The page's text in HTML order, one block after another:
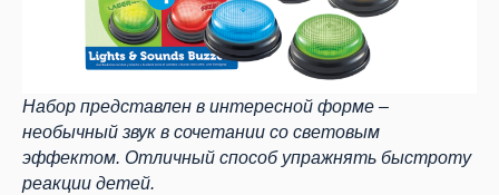
Набор представлен в интересной форме –
необычный звук в сочетании со световым
эффектом. Отличный способ упражнять быстроту
реакции детей.